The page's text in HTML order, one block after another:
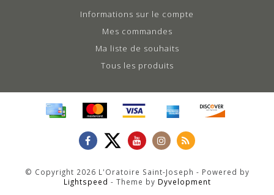
Informations sur le compte
Mes commandes
Ma liste de souhaits
Tous les produits
© Copyright 2026 L'Oratoire Saint-Joseph - Powered by
Lightspeed - Theme by Dyvelopment